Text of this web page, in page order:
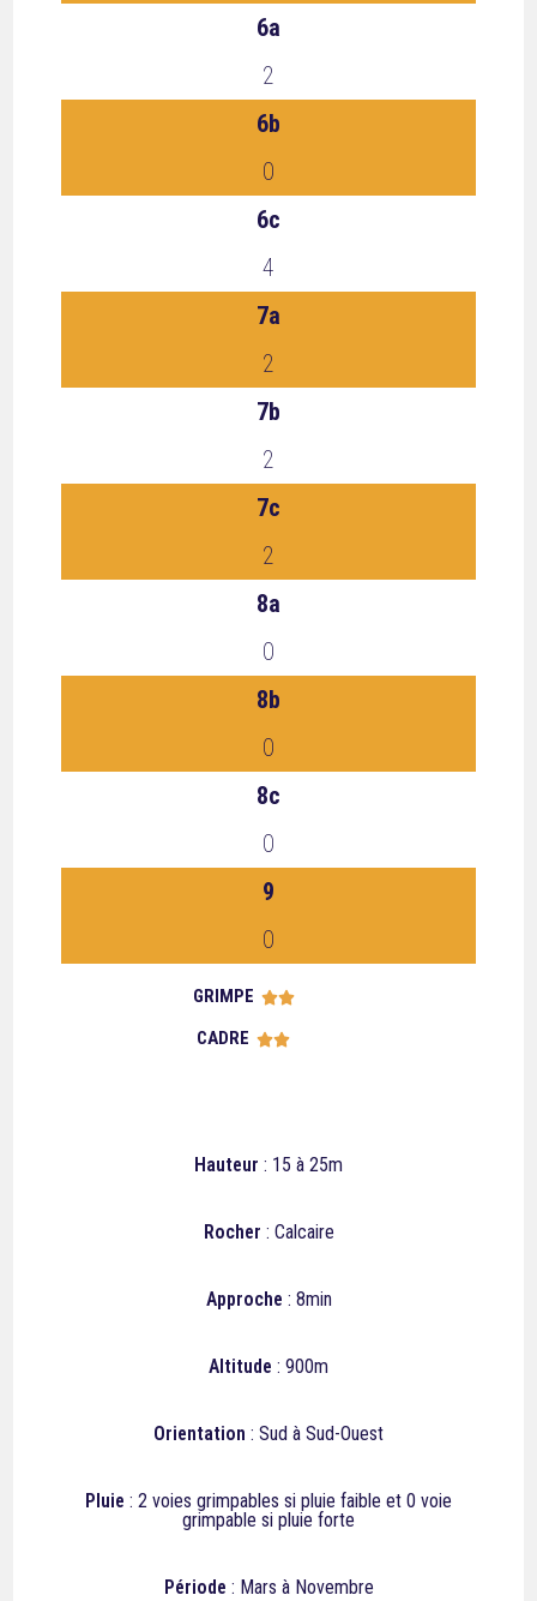
6a
2
6b
0
6c
4
7a
2
7b
2
7c
2
8a
0
8b
0
8c
0
9
0
GRIMPE 
CADRE 
Hauteur : 15 à 25m
Rocher : Calcaire
Approche : 8min
Altitude : 900m
Orientation : Sud à Sud-Ouest
Pluie : 2 voies grimpables si pluie faible et 0 voie
grimpable si pluie forte
Période : Mars à Novembre